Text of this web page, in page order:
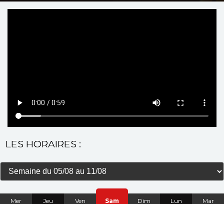
LES HORAIRES :
Mer Jeu Ven Sam Dim Lun Mar